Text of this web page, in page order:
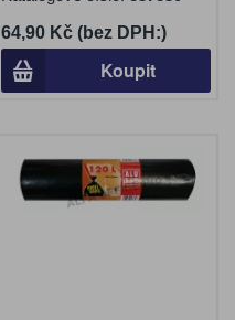
64,90 Kč (bez DPH:)
Koupit